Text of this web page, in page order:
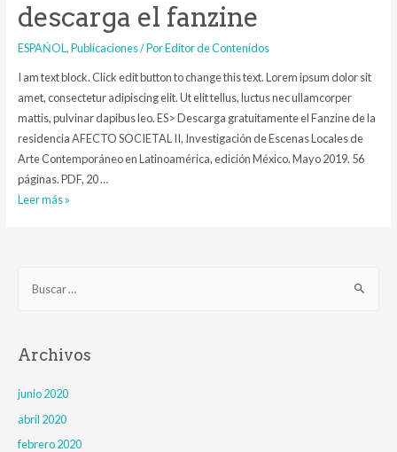
descarga el fanzine
ESPAŃOL,Publicaciones/ PorEditor de Contenidos
I am text block. Click edit button to change this text. Lorem ipsum dolor sit
amet, consectetur adipiscing elit. Ut elit tellus, luctus nec ullamcorper
mattis, pulvinar dapibus leo. ES> Descarga gratuitamente el Fanzine de la
residencia AFECTO SOCIETAL II, Investigación de Escenas Locales de
Arte Contemporáneo en Latinoamérica, edición México. Mayo 2019. 56
páginas. PDF, 20 …
AFECTO
Leer más »
a
r
Archivos
junio 2020
abril 2020
febrero 2020